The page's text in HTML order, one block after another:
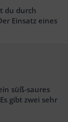
du durch
Einsatz eines
süß-saures
gibt zwei sehr